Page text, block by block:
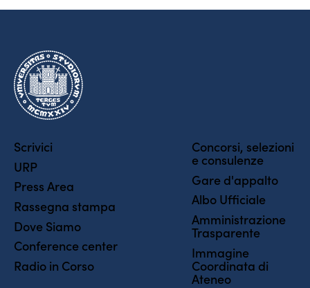
Scrivici
URP
Press Area
Rassegna stampa
Dove Siamo
Conference center
Radio in Corso
Concorsi, selezioni
e consulenze
Gare d'appalto
Albo Ufficiale
Amministrazione
Trasparente
Immagine
Coordinata di
Ateneo